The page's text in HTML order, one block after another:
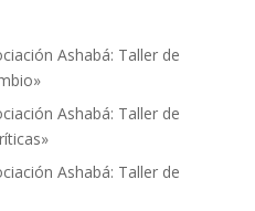
Ashabá: Taller de
Ashabá: Taller de
Ashabá: Taller de